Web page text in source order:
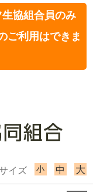
協組合員のみ
ご利用はできま
イズ 小 中 大